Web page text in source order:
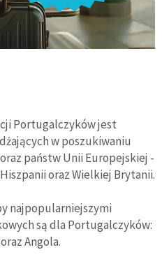
Portugalczyków jest
w poszukiwaniu
państw Unii Europejskiej -
oraz Wielkiej Brytanii.
najpopularniejszymi
są dla Portugalczyków:
Angola.